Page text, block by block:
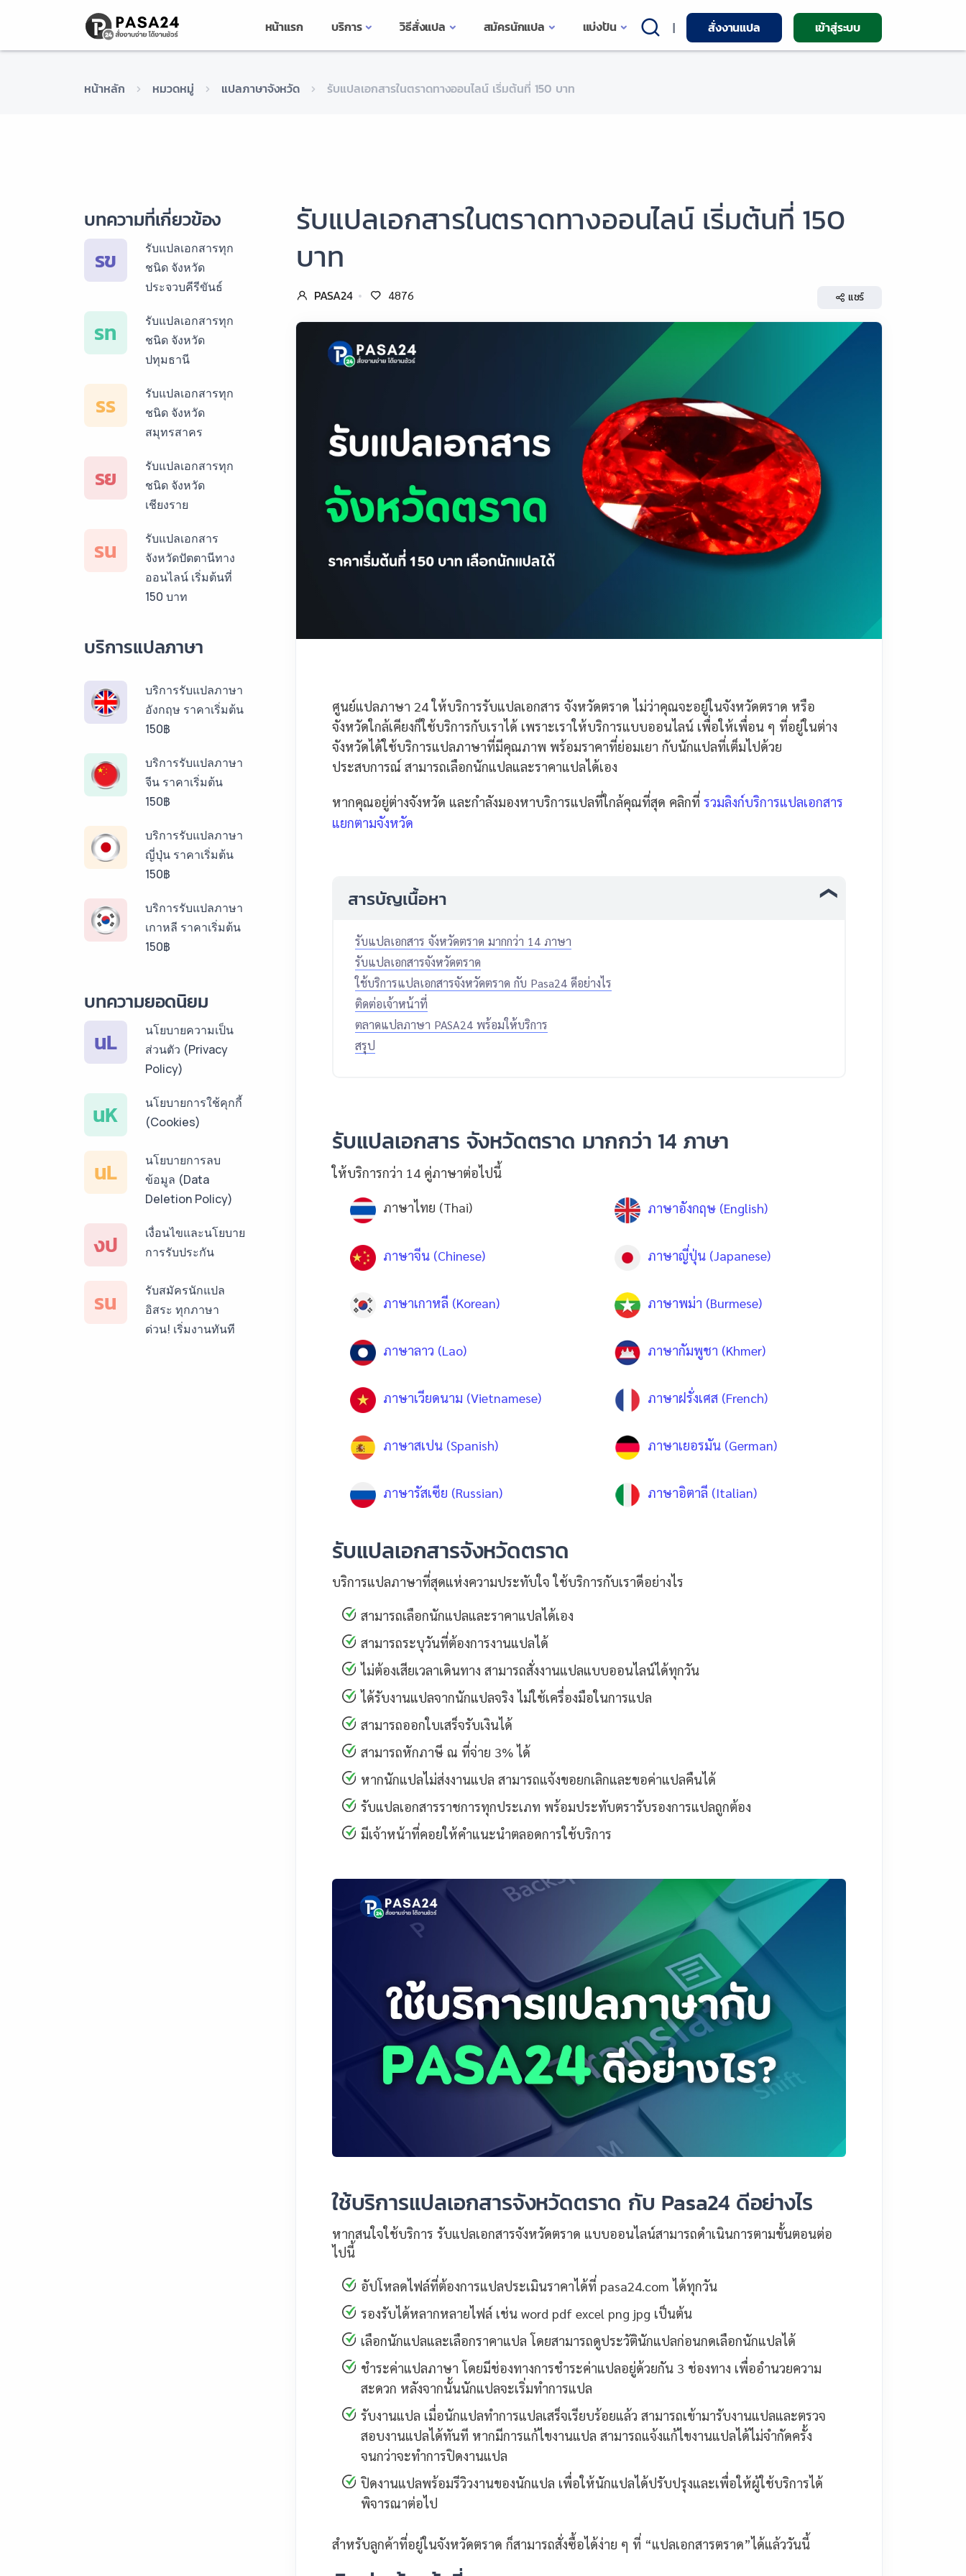
หน้าแรก บริการ วิธีสั่งแปล สมัครนักแปล แบ่งปัน | สั่งงานแปล เข้าสู่ระบบ
หน้าหลัก หมวดหมู่ แปลภาษาจังหวัด รับแปลเอกสารในตราดทางออนไลน์ เริ่มต้นที่ 150 บาท
รับแปลเอกสารในตราดทางออนไลน์ เริ่มต้นที่ 150
บาท
PASA24 4876 แชร์
ศูนย์แปลภาษา 24 ให้บริการรับแปลเอกสาร จังหวัดตราด ไม่ว่าคุณจะอยู่ในจังหวัดตราด หรือ
จังหวัดใกล้เคียงก็ใช้บริการกับเราได้ เพราะเราให้บริการแบบออนไลน์ เพื่อให้เพื่อน ๆ ที่อยู่ในต่าง
จังหวัดได้ใช้บริการแปลภาษาที่มีคุณภาพ พร้อมราคาที่ย่อมเยา กับนักแปลที่เต็มไปด้วย
ประสบการณ์ สามารถเลือกนักแปลและราคาแปลได้เอง
หากคุณอยู่ต่างจังหวัด และกำลังมองหาบริการแปลที่ใกล้คุณที่สุด คลิกที่ รวมลิงก์บริการแปลเอกสาร
แยกตามจังหวัด
สารบัญเนื้อหา
รับแปลเอกสาร จังหวัดตราด มากกว่า 14 ภาษา
รับแปลเอกสารจังหวัดตราด
ใช้บริการแปลเอกสารจังหวัดตราด กับ Pasa24 ดีอย่างไร
ติดต่อเจ้าหน้าที่
ตลาดแปลภาษา PASA24 พร้อมให้บริการ
สรุป
รับแปลเอกสาร จังหวัดตราด มากกว่า 14 ภาษา
ให้บริการกว่า 14 คู่ภาษาต่อไปนี้
ภาษาไทย (Thai) ภาษาอังกฤษ (English)
ภาษาจีน (Chinese) ภาษาญี่ปุ่น (Japanese)
ภาษาเกาหลี (Korean) ภาษาพม่า (Burmese)
ภาษาลาว (Lao) ภาษากัมพูชา (Khmer)
ภาษาเวียดนาม (Vietnamese) ภาษาฝรั่งเศส (French)
ภาษาสเปน (Spanish) ภาษาเยอรมัน (German)
ภาษารัสเซีย (Russian) ภาษาอิตาลี (Italian)
รับแปลเอกสารจังหวัดตราด
บริการแปลภาษาที่สุดแห่งความประทับใจ ใช้บริการกับเราดีอย่างไร
สามารถเลือกนักแปลและราคาแปลได้เอง
สามารถระบุวันที่ต้องการงานแปลได้
ไม่ต้องเสียเวลาเดินทาง สามารถสั่งงานแปลแบบออนไลน์ได้ทุกวัน
ได้รับงานแปลจากนักแปลจริง ไม่ใช้เครื่องมือในการแปล
สามารถออกใบเสร็จรับเงินได้
สามารถหักภาษี ณ ที่จ่าย 3% ได้
หากนักแปลไม่ส่งงานแปล สามารถแจ้งขอยกเลิกและขอค่าแปลคืนได้
รับแปลเอกสารราชการทุกประเภท พร้อมประทับตรารับรองการแปลถูกต้อง
มีเจ้าหน้าที่คอยให้คำแนะนำตลอดการใช้บริการ
ใช้บริการแปลเอกสารจังหวัดตราด กับ Pasa24 ดีอย่างไร
หากสนใจใช้บริการ รับแปลเอกสารจังหวัดตราด แบบออนไลน์สามารถดำเนินการตามขั้นตอนต่อ
ไปนี้
อัปโหลดไฟล์ที่ต้องการแปลประเมินราคาได้ที่ pasa24.com ได้ทุกวัน
รองรับได้หลากหลายไฟล์ เช่น word pdf excel png jpg เป็นต้น
เลือกนักแปลและเลือกราคาแปล โดยสามารถดูประวัตินักแปลก่อนกดเลือกนักแปลได้
ชำระค่าแปลภาษา โดยมีช่องทางการชำระค่าแปลอยู่ด้วยกัน 3 ช่องทาง เพื่ออำนวยความ
สะดวก หลังจากนั้นนักแปลจะเริ่มทำการแปล
รับงานแปล เมื่อนักแปลทำการแปลเสร็จเรียบร้อยแล้ว สามารถเข้ามารับงานแปลและตรวจ
สอบงานแปลได้ทันที หากมีการแก้ไขงานแปล สามารถแจ้งแก้ไขงานแปลได้ไม่จำกัดครั้ง
จนกว่าจะทำการปิดงานแปล
ปิดงานแปลพร้อมรีวิวงานของนักแปล เพื่อให้นักแปลได้ปรับปรุงและเพื่อให้ผู้ใช้บริการได้
พิจารณาต่อไป
สำหรับลูกค้าที่อยู่ในจังหวัดตราด ก็สามารถสั่งซื้อได้ง่าย ๆ ที่ “แปลเอกสารตราด”ได้แล้ววันนี้
บทความที่เกี่ยวข้อง
รข
รับแปลเอกสารทุก
ชนิด จังหวัด
ประจวบคีรีขันธ์
รท
รับแปลเอกสารทุก
ชนิด จังหวัด
ปทุมธานี
รร
รับแปลเอกสารทุก
ชนิด จังหวัด
สมุทรสาคร
รย
รับแปลเอกสารทุก
ชนิด จังหวัด
เชียงราย
รน
รับแปลเอกสาร
จังหวัดปัตตานีทาง
ออนไลน์ เริ่มต้นที่
150 บาท
บริการแปลภาษา
บริการรับแปลภาษา
อังกฤษ ราคาเริ่มต้น
150฿
บริการรับแปลภาษา
จีน ราคาเริ่มต้น
150฿
บริการรับแปลภาษา
ญี่ปุ่น ราคาเริ่มต้น
150฿
บริการรับแปลภาษา
เกาหลี ราคาเริ่มต้น
150฿
ลาว ราคาเริ่มต้น
บริการรับแปลภาษา
พม่า ราคาเริ่มต้น
บริการรับแปลภาษา
150฿
บริการรับแปลภาษา
ต้น 150฿
ฝรั่งเศส ราคาเริ่มต้น
150฿
บทความยอดนิยม
นL
นโยบายความเป็น
ส่วนตัว (Privacy
Policy)
นK
นโยบายการใช้คุกกี้
(Cookies)
นL
นโยบายการลบ
ข้อมูล (Data
Deletion Policy)
งป
เงื่อนไขและนโยบาย
การรับประกัน
รน
รับสมัครนักแปล
อิสระ ทุกภาษา
ด่วน! เริ่มงานทันที